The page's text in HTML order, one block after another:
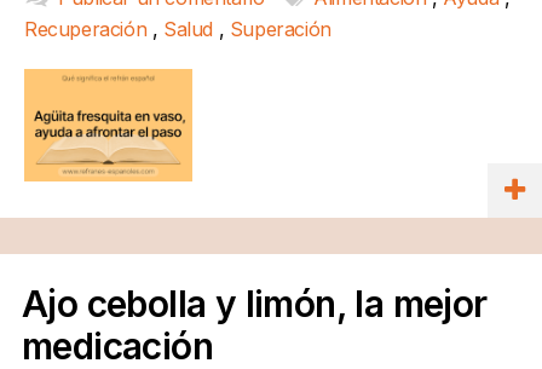
Recuperación , Salud , Superación
Ajo cebolla y limón, la mejor
medicación